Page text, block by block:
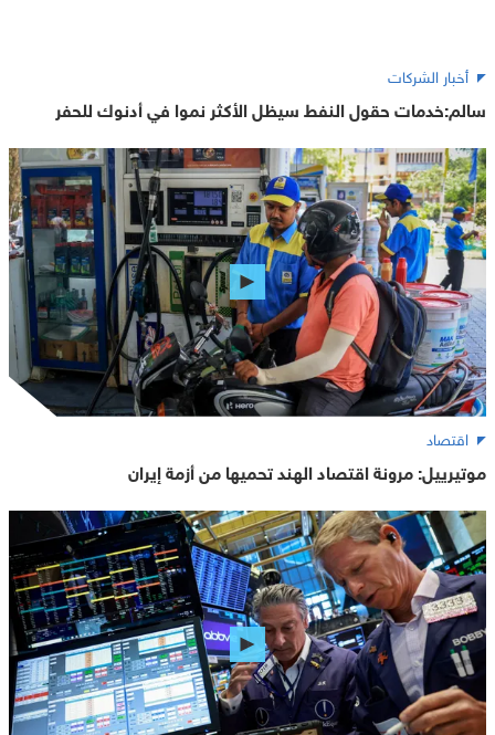
أخبار الشركات
سالم:خدمات حقول النفط سيظل الأكثر نموا في أدنوك للحفر
اقتصاد
موتيرييل: مرونة اقتصاد الهند تحميها من أزمة إيران